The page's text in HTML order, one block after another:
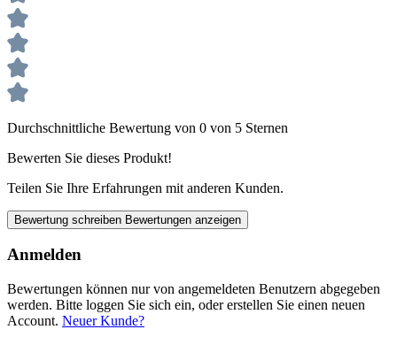
Durchschnittliche Bewertung von 0 von 5 Sternen
Bewerten Sie dieses Produkt!
Teilen Sie Ihre Erfahrungen mit anderen Kunden.
Bewertung schreiben Bewertungen anzeigen
Anmelden
Bewertungen können nur von angemeldeten Benutzern abgegeben
werden. Bitte loggen Sie sich ein, oder erstellen Sie einen neuen
Account. Neuer Kunde?